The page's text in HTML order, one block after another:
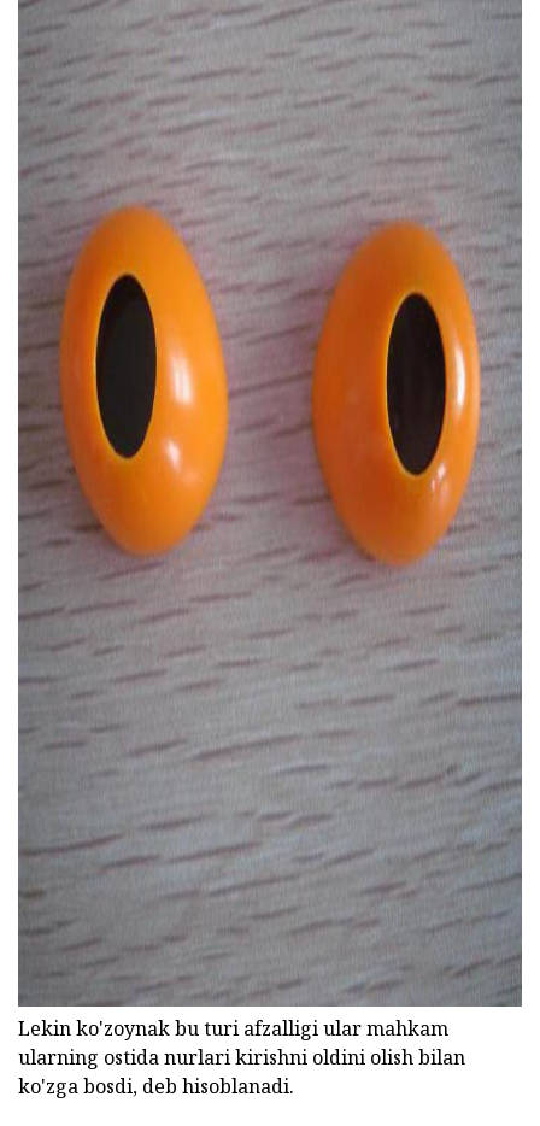
ad
Lekin ko'zoynak bu turi afzalligi ular mahkam
ularning ostida nurlari kirishni oldini olish bilan
ko'zga bosdi, deb hisoblanadi.